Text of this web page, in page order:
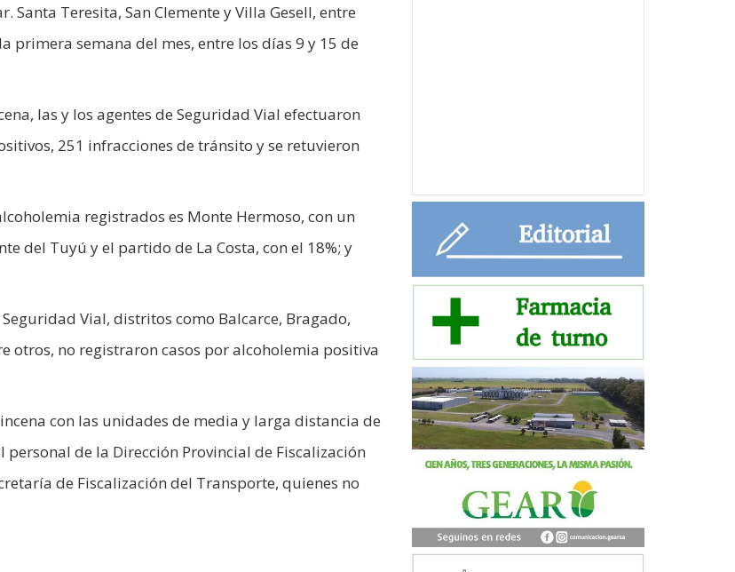
Santa Teresita, San Clemente y Villa Gesell, entre
primera semana del mes, entre los días 9 y 15 de
las y los agentes de Seguridad Vial efectuaron
251 infracciones de tránsito y se retuvieron
registrados es Monte Hermoso, con un
del Tuyú y el partido de La Costa, con el 18%; y
Vial, distritos como Balcarce, Bragado,
otros, no registraron casos por alcoholemia positiva
con las unidades de media y larga distancia de
de la Dirección Provincial de Fiscalización
de Fiscalización del Transporte, quienes no